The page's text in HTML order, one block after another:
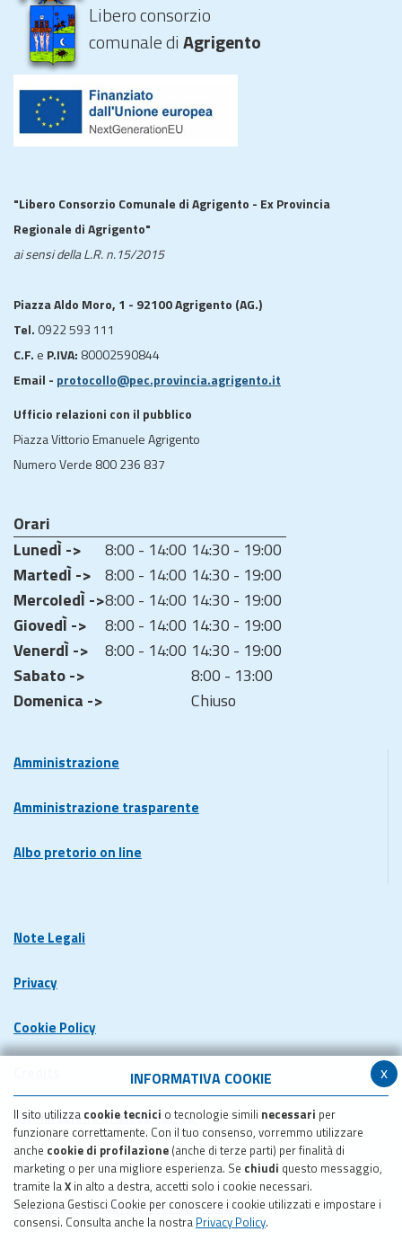
x
INFORMATIVA COOKIE
Il sito utilizza cookie tecnici o tecnologie simili necessari per
funzionare correttamente. Con il tuo consenso, vorremmo utilizzare
anche cookie di profilazione (anche di terze parti) per finalità di
marketing o per una migliore esperienza. Se chiudi questo messaggio,
tramite laX in alto a destra, accetti solo i cookie necessari.
Seleziona Gestisci Cookie per conoscere i cookie utilizzati e impostare i
consensi. Consulta anche la nostra Privacy Policy.
Libero consorzio
comunale diAgrigento
"Libero Consorzio Comunale di Agrigento - Ex Provincia
Regionale di Agrigento"
ai sensi della L.R. n.15/2015
Piazza Aldo Moro, 1 - 92100 Agrigento (AG.)
Tel. 0922 593 111
C.F. e P.IVA: 80002590844
Email - protocollo@pec.provincia.agrigento.it
Ufficio relazioni con il pubblico
Piazza Vittorio Emanuele Agrigento
Numero Verde 800 236 837
Orari
LunedÌ ->
8:00 - 14:00 14:30 - 19:00
MartedÌ -> 8:00 - 14:00 14:30 - 19:00
MercoledÌ ->8:00 - 14:00 14:30 - 19:00
GiovedÌ ->
8:00 - 14:00 14:30 - 19:00
VenerdÌ ->
8:00 - 14:00 14:30 - 19:00
Sabato ->
8:00 - 13:00
Domenica ->
Chiuso
Amministrazione
Amministrazione trasparente
Albo pretorio on line
Note Legali
Privacy
Cookie Policy
Dichiarazione di accessibilita'
Meccanismo di feedback
Pubblicazione obiettivi di accessibilita'